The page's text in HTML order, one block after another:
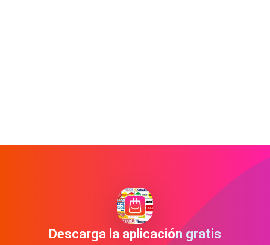
Descarga la aplicación gratis